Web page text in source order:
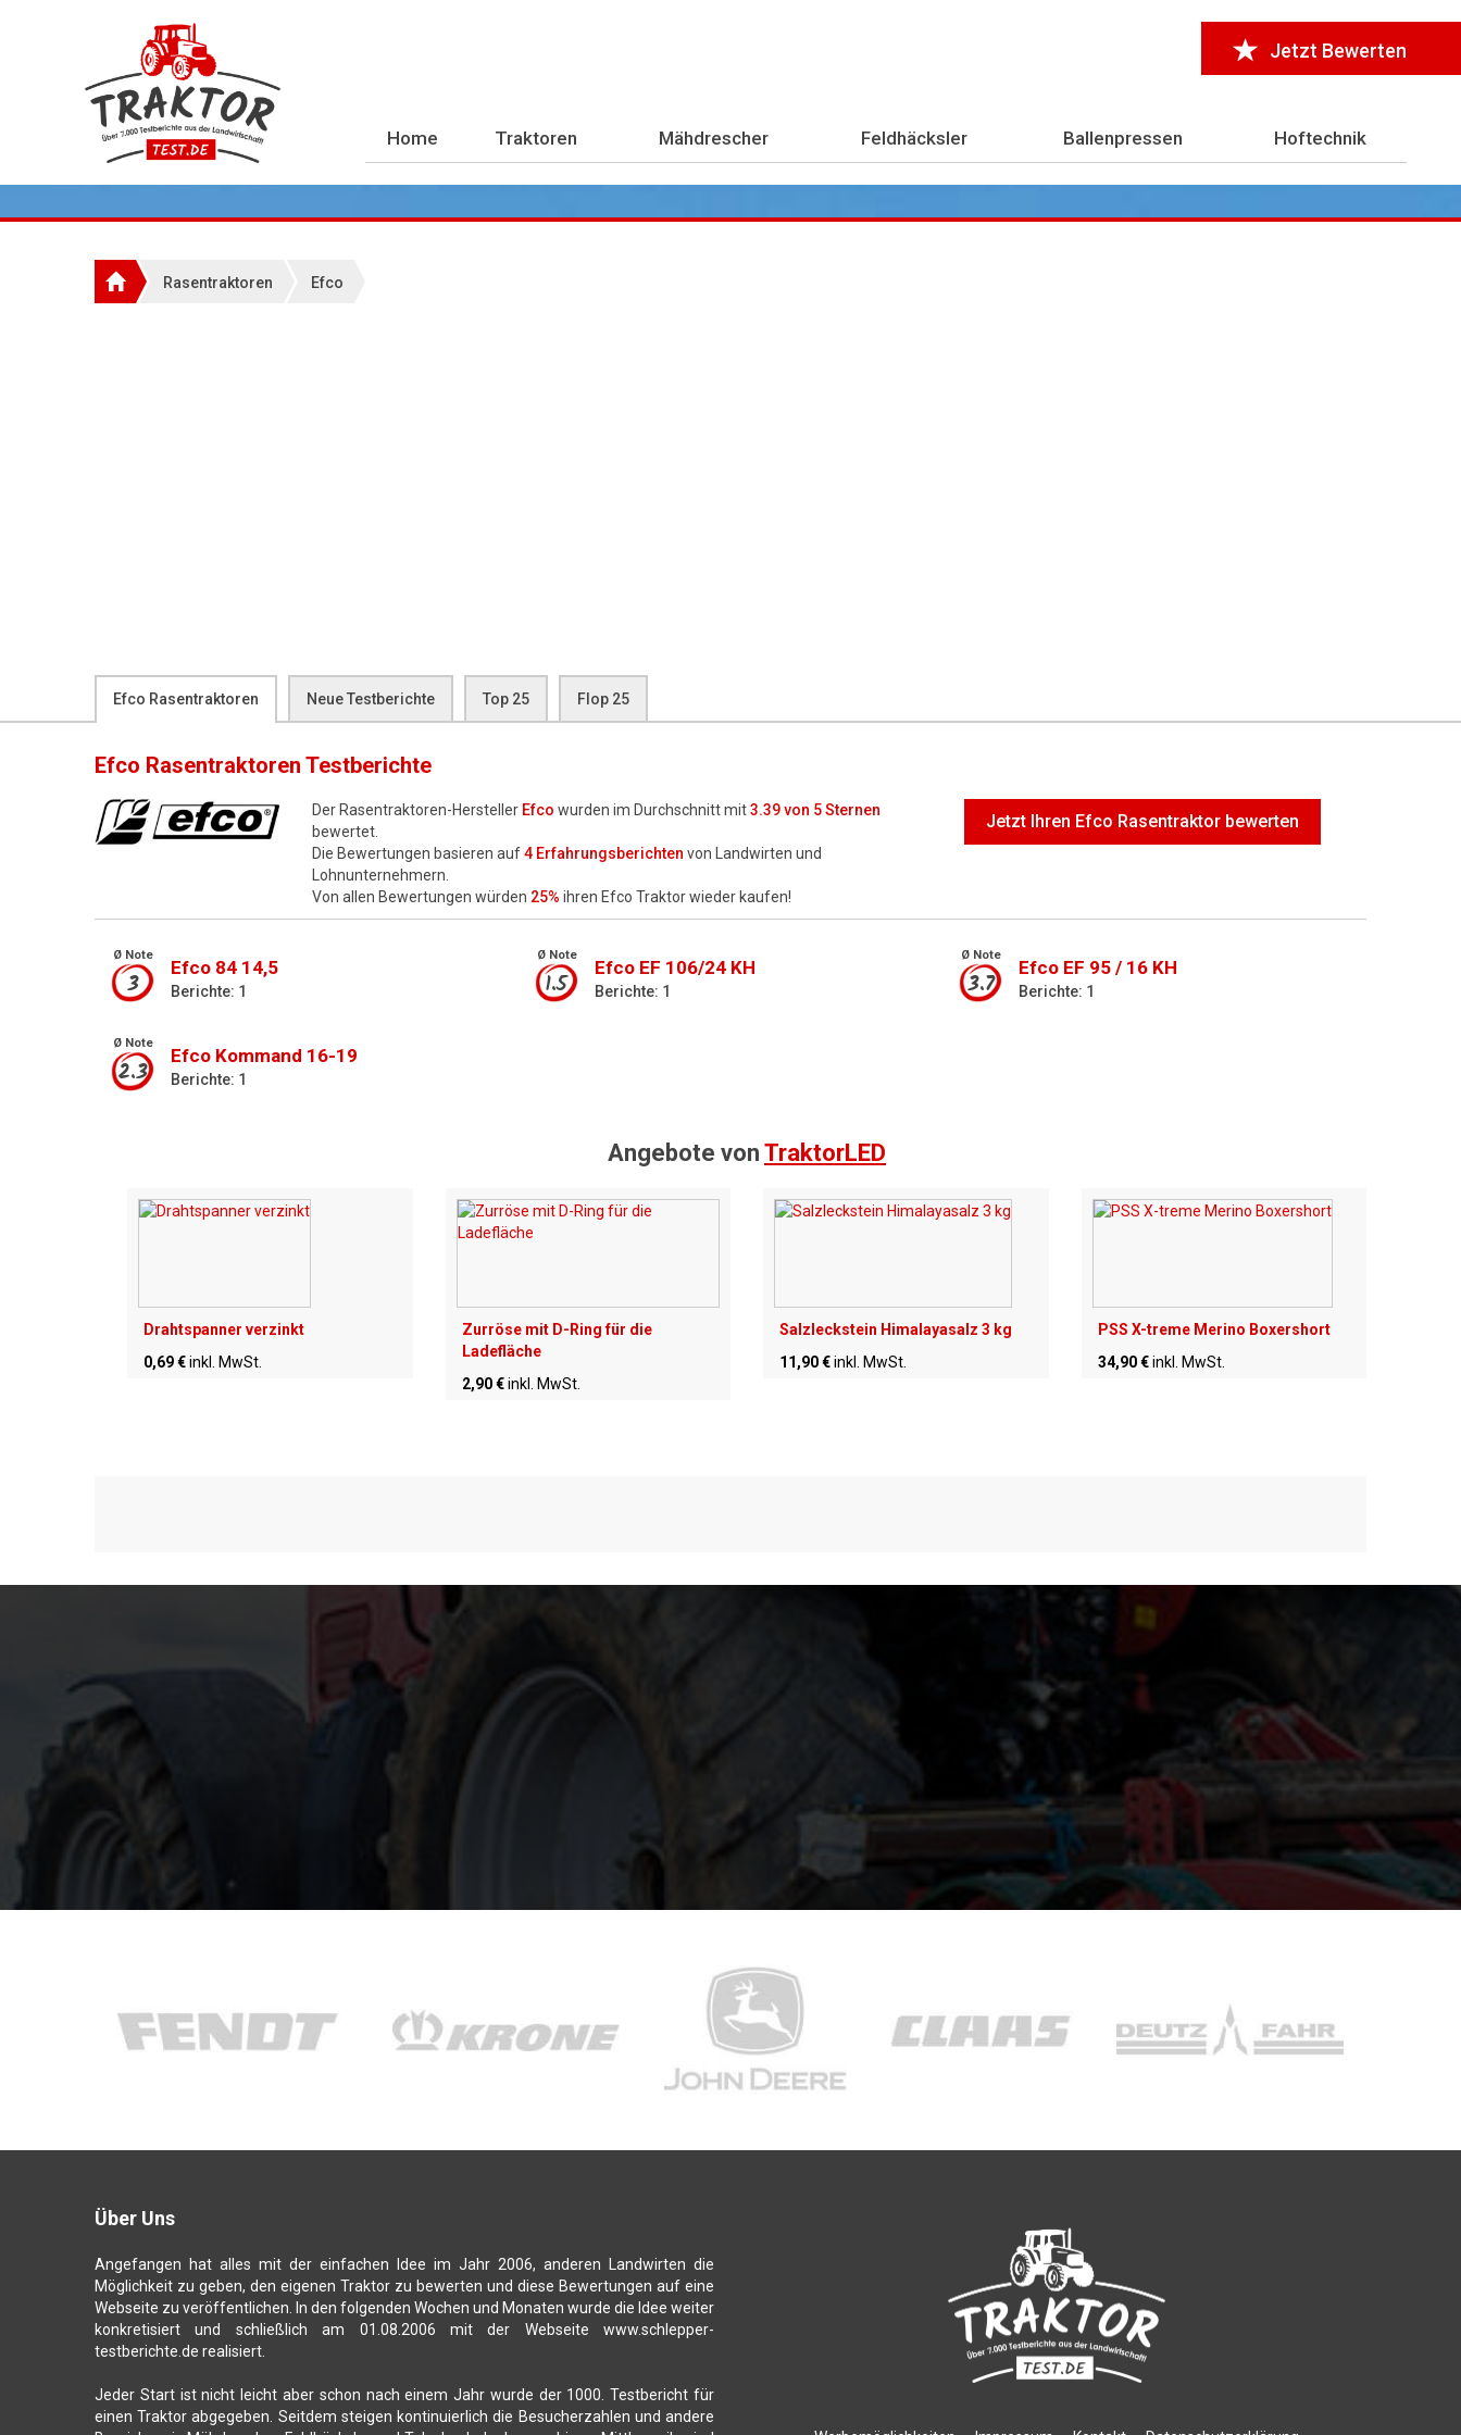
Jetzt Bewerten
Home Traktoren Mähdrescher Feldhäcksler Ballenpressen Hoftechnik
Rasentraktoren Efco
Efco Rasentraktoren Neue Testberichte Top 25 Flop 25
Efco Rasentraktoren Testberichte
Der Rasentraktoren-Hersteller Efco wurden im Durchschnitt mit3.39von 5 Sternen
bewertet.
Die Bewertungen basieren auf4 Erfahrungsberichten von Landwirten und
Lohnunternehmern.
Von allen Bewertungen würden 25% ihren Efco Traktor wieder kaufen!
Jetzt Ihren Efco Rasentraktor bewerten
Ø Note
3
Efco 84 14,5
Berichte: 1
Ø Note
1.5
Efco EF 106/24 KH
Berichte: 1
Ø Note
3.7
Efco EF 95 / 16 KH
Berichte: 1
Ø Note
2.3
Efco Kommand 16-19
Berichte: 1
Angebote von TraktorLED
Drahtspanner verzinkt
0,69 €inkl. MwSt.
Zurröse mit D-Ring für die
Ladefläche
2,90 € inkl. MwSt.
Salzleckstein Himalayasalz 3 kg
11,90 €inkl. MwSt.
PSS X-treme Merino Boxershort
34,90 € inkl. MwSt.
Über Uns
Angefangen hat alles mit der einfachen Idee im Jahr 2006, anderen Landwirten die
Möglichkeit zu geben, den eigenen Traktor zu bewerten und diese Bewertungen auf eine
Webseite zu veröffentlichen. In den folgenden Wochen und Monaten wurde die Idee weiter
konkretisiert und schließlich am 01.08.2006 mit der Webseite www.schlepper-
testberichte.de realisiert.
Jeder Start ist nicht leicht aber schon nach einem Jahr wurde der 1000. Testbericht für
einen Traktor abgegeben. Seitdem steigen kontinuierlich die Besucherzahlen und andere